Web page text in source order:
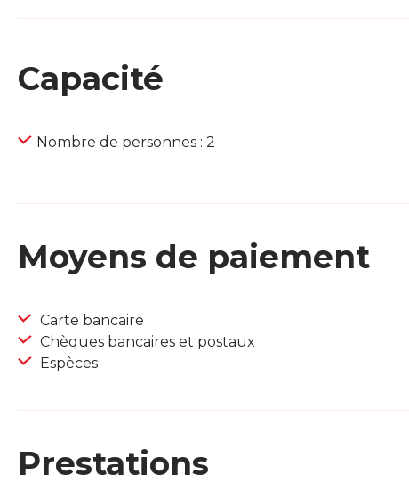
Capacité
Nombre de personnes : 2
Moyens de paiement
Carte bancaire
Chèques bancaires et postaux
Espèces
Prestations